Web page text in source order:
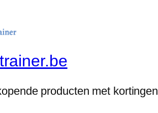
producten met kortingen